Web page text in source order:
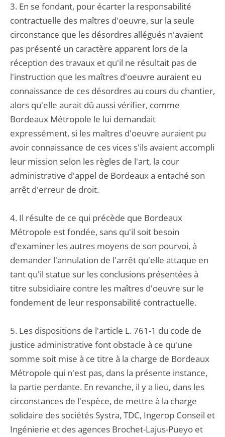
3. En se fondant, pour écarter la responsabilité
contractuelle des maîtres d'oeuvre, sur la seule
circonstance que les désordres allégués n'avaient
pas présenté un caractère apparent lors de la
réception des travaux et qu'il ne résultait pas de
l'instruction que les maîtres d'oeuvre auraient eu
connaissance de ces désordres au cours du chantier,
alors qu'elle aurait dû aussi vérifier, comme
Bordeaux Métropole le lui demandait
expressément, si les maîtres d'oeuvre auraient pu
avoir connaissance de ces vices s'ils avaient accompli
leur mission selon les règles de l'art, la cour
administrative d'appel de Bordeaux a entaché son
arrêt d'erreur de droit.
4. Il résulte de ce qui précède que Bordeaux
Métropole est fondée, sans qu'il soit besoin
d'examiner les autres moyens de son pourvoi, à
demander l'annulation de l'arrêt qu'elle attaque en
tant qu'il statue sur les conclusions présentées à
titre subsidiaire contre les maîtres d'oeuvre sur le
fondement de leur responsabilité contractuelle.
5. Les dispositions de l'article L. 761-1 du code de
justice administrative font obstacle à ce qu'une
somme soit mise à ce titre à la charge de Bordeaux
Métropole qui n'est pas, dans la présente instance,
la partie perdante. En revanche, il y a lieu, dans les
circonstances de l'espèce, de mettre à la charge
solidaire des sociétés Systra, TDC, Ingerop Conseil et
Ingénierie et des agences Brochet-Lajus-Pueyo et